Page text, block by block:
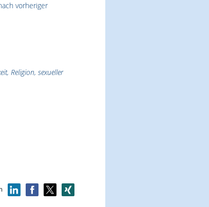
vorheriger
Religion, sexueller